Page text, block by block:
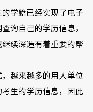
学籍已经实现了电子
询自己的学历信息，
续深造有着重要的帮
越来越多的用人单位
生的学历信息，因此